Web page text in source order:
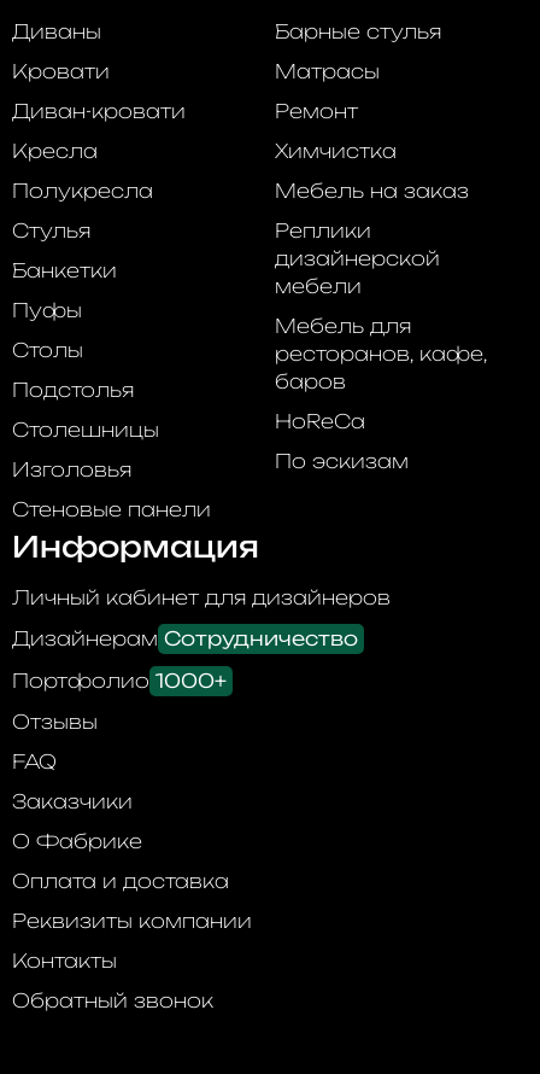
Диваны
Кровати
Диван-кровати
Кресла
Полукресла
Стулья
Банкетки
Пуфы
Столы
Подстолья
Столешницы
Изголовья
Стеновые панели
Барные стулья
Матрасы
Ремонт
Химчистка
Мебель на заказ
Реплики
дизайнерской
мебели
Мебель для
ресторанов, кафе,
баров
HoReCa
По эскизам
Информация
Личный кабинет для дизайнеров
Дизайнерам Сотрудничество
Портфолио 1000+
Отзывы
FAQ
Заказчики
О Фабрике
Оплата и доставка
Реквизиты компании
Контакты
Обратный звонок